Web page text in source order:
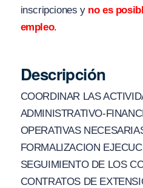
inscripciones y no es
empleo.
Descripción
COORDINAR LAS
ADMINISTRATIVO-
OPERATIVAS
FORMALIZACION
SEGUIMIENTO DE LOS
CONTRATOS DE